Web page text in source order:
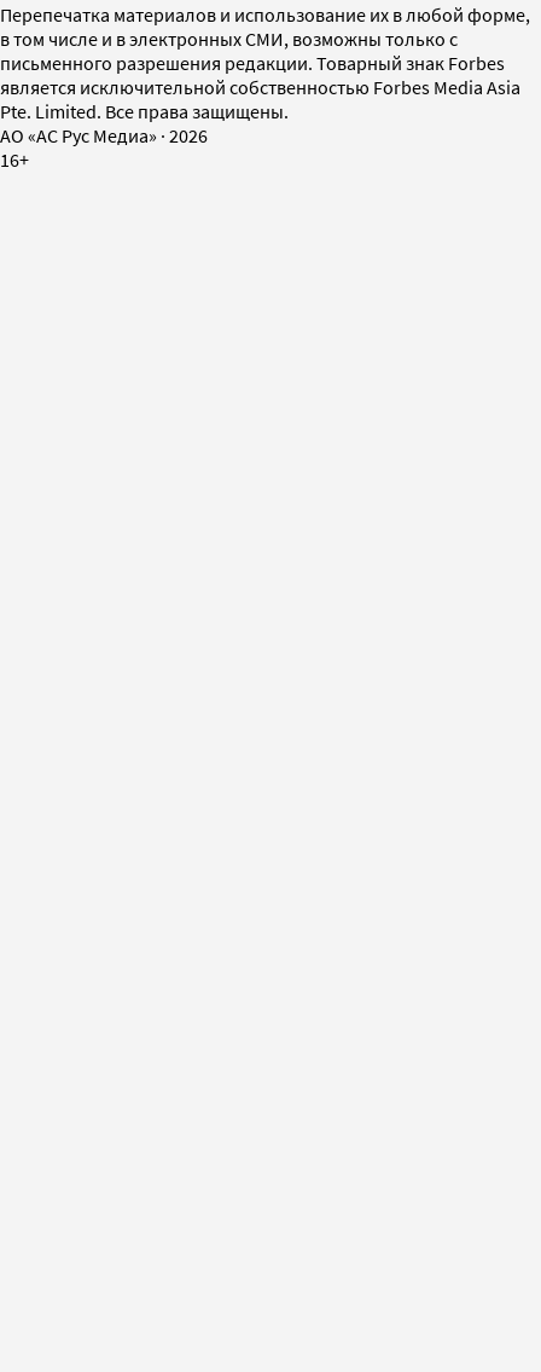
Перепечатка материалов и использование их в любой форме,
в том числе и в электронных СМИ, возможны только с
письменного разрешения редакции. Товарный знак Forbes
является исключительной собственностью Forbes Media Asia
Pte. Limited. Все права защищены.
AO «АС Рус Медиа» · 2026
16+